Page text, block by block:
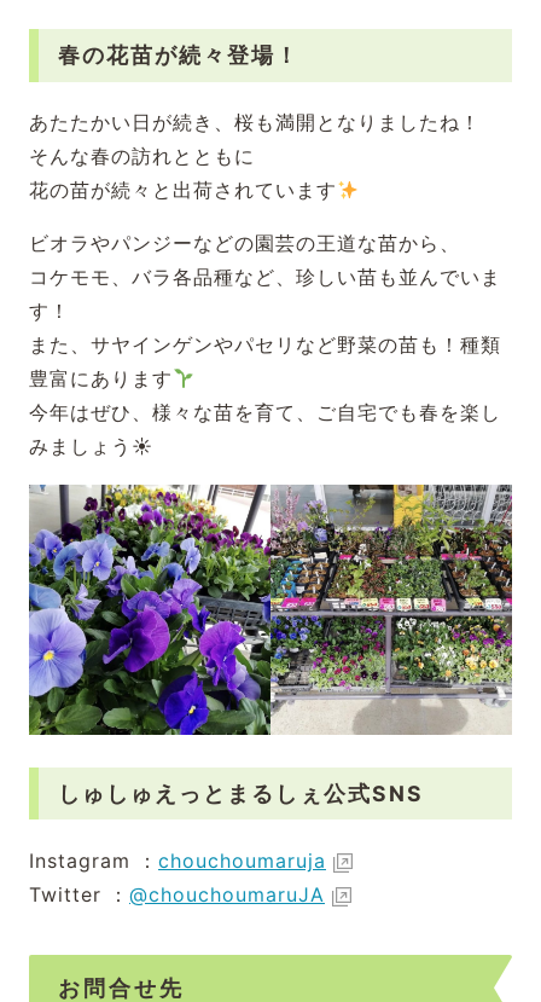
春の花苗が続々登場！
あたたかい日が続き、桜も満開となりましたね！
そんな春の訪れとともに
花の苗が続々と出荷されています
ビオラやパンジーなどの園芸の王道な苗から、
コケモモ、バラ各品種など、珍しい苗も並んでいま
す！
また、サヤインゲンやパセリなど野菜の苗も！種類
豊富にあります
今年はぜひ、様々な苗を育て、ご自宅でも春を楽し
みましょう☀
しゅしゅえっとまるしぇ公式SNS
Instagram ： chouchoumaruja
Twitter ： @chouchoumaruJA
お問合せ先